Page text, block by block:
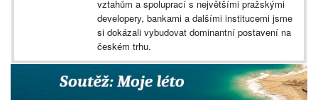
vztahům a spoluprací s největšími pražskými
developery, bankami a dalšími institucemi jsme
si dokázali vybudovat dominantní postavení na
českém trhu.